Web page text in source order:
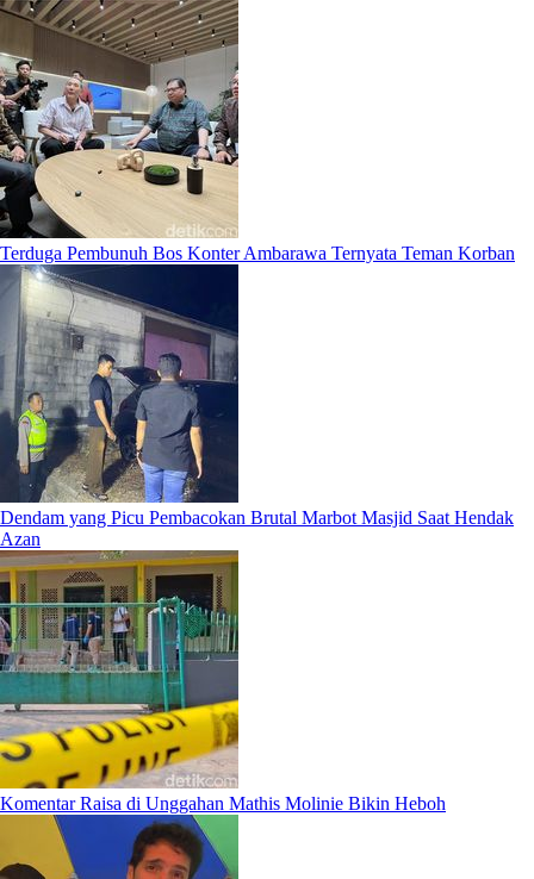
Terduga Pembunuh Bos Konter Ambarawa Ternyata Teman Korban
Dendam yang Picu Pembacokan Brutal Marbot Masjid Saat Hendak
Azan
Komentar Raisa di Unggahan Mathis Molinie Bikin Heboh